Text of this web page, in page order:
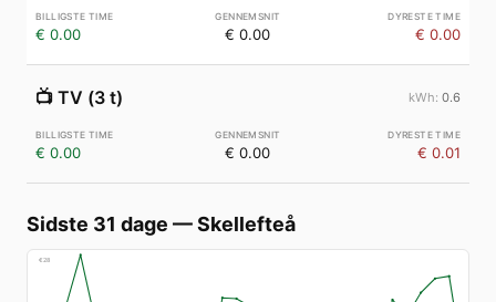
€ 0.00 € 0.00 € 0.00
📺 TV (3 t) 0.6
€ 0.00 € 0.00 € 0.01
Sidste 31 dage —Skellefteå
€28